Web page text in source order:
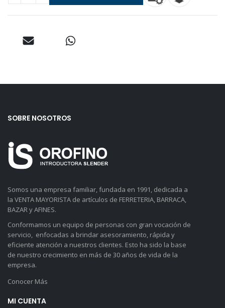
SOBRE NOSOTROS
Somos una empresa familiar, fundada en 1991, dedicada a
la VENTA MAYORISTA de artículos de FERRETERIA, BARRACA,
BAZAR y AFINES.
Conformamos un equipo de personas con gran vocación de
servicio, enfocadas a brindar asesoramiento, rápida y
eficiente atención a nuestros clientes. Esto ha sido la base
de nuestro crecimiento en más de 30 años de vida de la
empresa.
Conocer Más
MI CUENTA